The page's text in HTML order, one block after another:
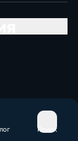
Поиск